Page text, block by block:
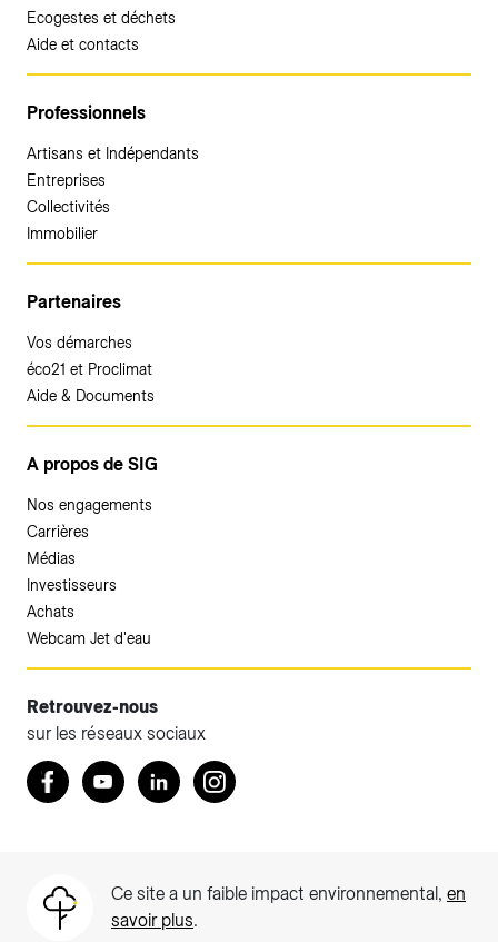
Ecogestes et déchets
Aide et contacts
Professionnels
Artisans et Indépendants
Entreprises
Collectivités
Immobilier
Partenaires
Vos démarches
éco21 et Proclimat
Aide & Documents
A propos de SIG
Nos engagements
Carrières
Médias
Investisseurs
Achats
Webcam Jet d'eau
Retrouvez-nous
sur les réseaux sociaux
Retrouvez nous sur Facebook
YoutubeLinkedInInstagram
Ce site a un faible impact environnemental, en
savoir plus.